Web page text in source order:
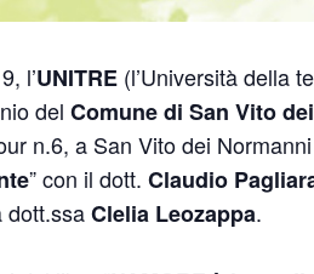
l’UNITRE (l’Università della
del Comune di San Vito
n.6, a San Vito dei
” con il dott. Claudio
dott.ssaClelia Leozappa.